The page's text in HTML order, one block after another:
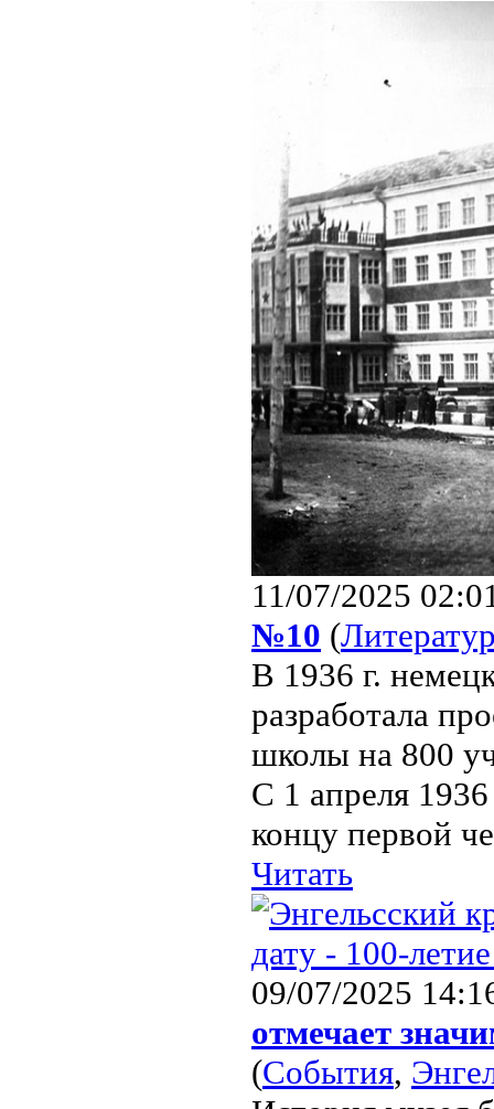
11/07/2025
№10 (
В 1936 г.
разработала
школы на 800
С 1 апреля
концу первой
Читать
09/07/2025
отмечает
(События,